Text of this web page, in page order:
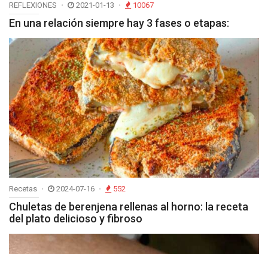
REFLEXIONES 2021-01-13 10067
En una relación siempre hay 3 fases o etapas:
Recetas 2024-07-16 552
Chuletas de berenjena rellenas al horno: la receta
del plato delicioso y fibroso